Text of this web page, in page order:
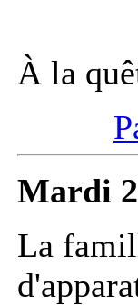
À la
Mardi
La